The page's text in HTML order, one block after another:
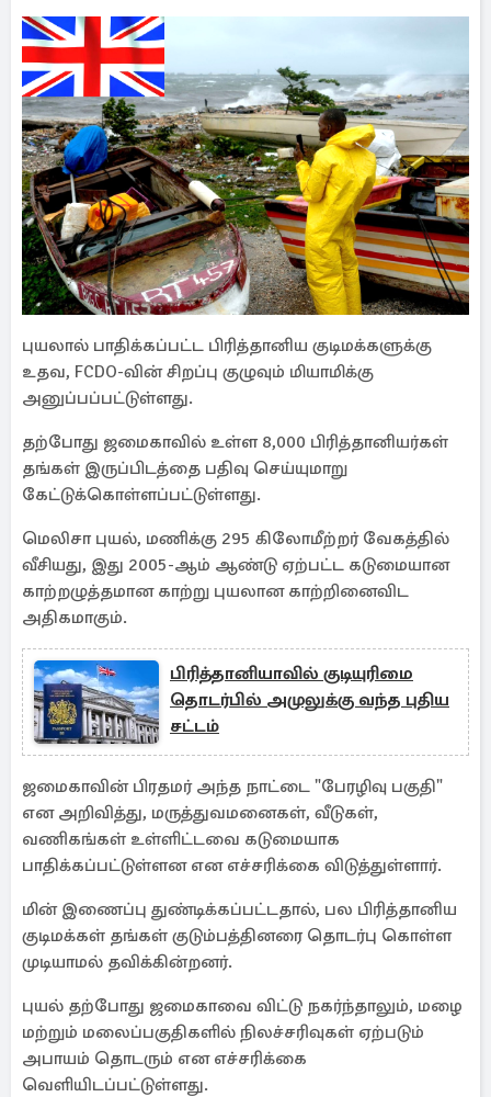
புயலால் பாதிக்கப்பட்ட பிரித்தானிய குடிமக்களுக்கு
உதவ, FCDO-வின் சிறப்பு குழுவும் மியாமிக்கு
அனுப்பப்பட்டுள்ளது.
தற்போது ஜமைகாவில் உள்ள 8,000 பிரித்தானியர்கள்
தங்கள் இருப்பிடத்தை பதிவு செய்யுமாறு
கேட்டுக்கொள்ளப்பட்டுள்ளது.
மெலிசா புயல், மணிக்கு 295 கிலோமீற்றர் வேகத்தில்
வீசியது, இது 2005-ஆம் ஆண்டு ஏற்பட்ட கடுமையான
காற்றழுத்தமான காற்று புயலான காற்றினைவிட
அதிகமாகும்.
பிரித்தானியாவில் குடியுரிமை
தொடர்பில் அமுலுக்கு வந்த புதிய
சட்டம்
ஜமைகாவின் பிரதமர் அந்த நாட்டை "பேரழிவு பகுதி"
என அறிவித்து, மருத்துவமனைகள், வீடுகள்,
வணிகங்கள் உள்ளிட்டவை கடுமையாக
பாதிக்கப்பட்டுள்ளன என எச்சரிக்கை விடுத்துள்ளார்.
மின் இணைப்பு துண்டிக்கப்பட்டதால், பல பிரித்தானிய
குடிமக்கள் தங்கள் குடும்பத்தினரை தொடர்பு கொள்ள
முடியாமல் தவிக்கின்றனர்.
புயல் தற்போது ஜமைகாவை விட்டு நகர்ந்தாலும், மழை
மற்றும் மலைப்பகுதிகளில் நிலச்சரிவுகள் ஏற்படும்
அபாயம் தொடரும் என எச்சரிக்கை
வெளியிடப்பட்டுள்ளது.